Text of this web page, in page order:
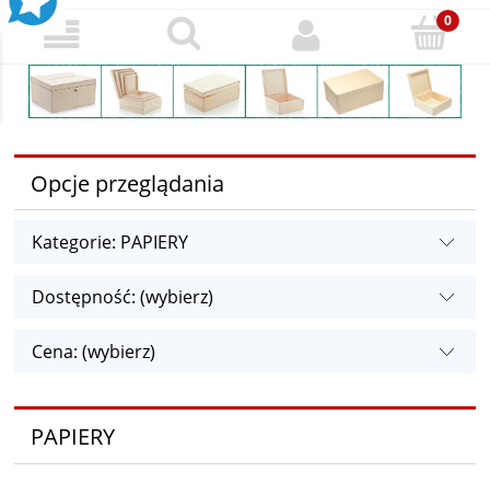
Opcje przeglądania
Kategorie: PAPIERY
Dostępność: (wybierz)
Cena: (wybierz)
PAPIERY